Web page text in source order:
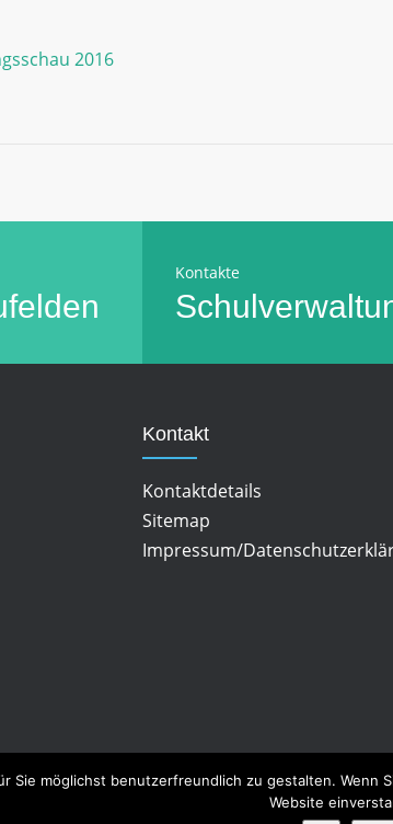
2016
Kontakte
Kontakt
Kontaktdetails
Sitemap
Impressum/
Sie möglichst benutzerfreundlich zu gestalten.
Website